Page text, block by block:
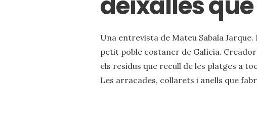
Una entrevista de Mateu Sabala Jarque.
petit poble costaner de Galícia.
els residus que recull de les platges a
Les arracades, collarets i anells que